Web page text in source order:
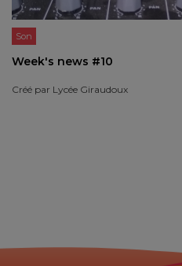
Son
Week's news #10
Créé par Lycée Giraudoux